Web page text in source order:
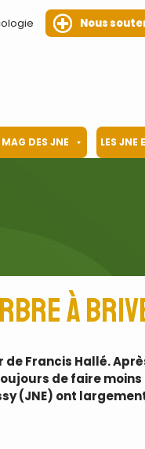
Nous
MAG DES JNE LES JNE
à
Francis Hallé.
de faire
(JNE) ont